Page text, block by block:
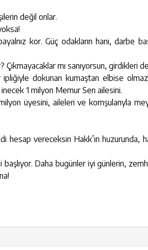
değil onlar.
kor. Güç odakların hani, darbe
Çıkmayacaklar mı sanıyorsun, girdikleri
dokunan kumaştan elbise
1 milyon Memur Sen ailesini.
üyesini, aileleri ve komşularıyla
hesap vereceksin Hakk’ın huzurunda,
başlıyor. Daha bugünler iyi günlerin,